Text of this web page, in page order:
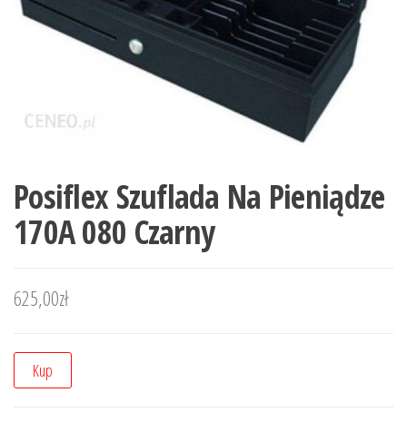
Posiflex Szuflada Na Pieniądze
170A 080 Czarny
625,00zł
Kup